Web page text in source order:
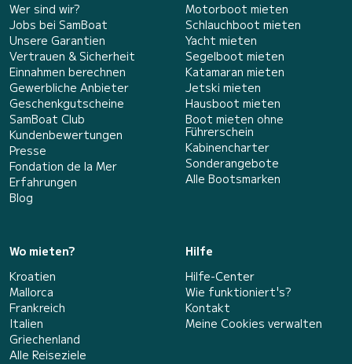
Wer sind wir?
Jobs bei SamBoat
Unsere Garantien
Vertrauen & Sicherheit
Einnahmen berechnen
Gewerbliche Anbieter
Geschenkgutscheine
SamBoat Club
Kundenbewertungen
Presse
Fondation de la Mer
Erfahrungen
Blog
Motorboot mieten
Schlauchboot mieten
Yacht mieten
Segelboot mieten
Katamaran mieten
Jetski mieten
Hausboot mieten
Boot mieten ohne
Führerschein
Kabinencharter
Sonderangebote
Alle Bootsmarken
Wo mieten?
Kroatien
Mallorca
Frankreich
Italien
Griechenland
Alle Reiseziele
Hilfe
Hilfe-Center
Wie funktioniert's?
Kontakt
Meine Cookies verwalten